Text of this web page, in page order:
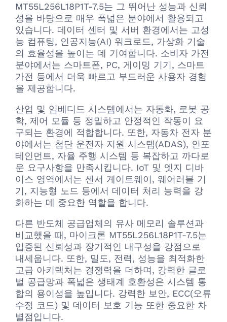
MT55L256L18P1T-7.5는 그 뛰어난 성능과 신뢰
성을 바탕으로 매우 폭넓은 분야에서 활용되고
있습니다. 데이터 센터 및 서버 환경에서는 고성
능 컴퓨팅, 인공지능(AI) 워크로드, 가상화 기술
의 효율성을 높이는 데 기여합니다. 소비자 가전
분야에서는 스마트폰, PC, 게이밍 기기, 스마트
가전 등에서 더욱 빠르고 부드러운 사용자 경험
을 제공합니다.
산업 및 임베디드 시스템에서는 자동화, 로봇 공
학, 제어 모듈 등 정밀하고 안정적인 작동이 요
구되는 환경에 적합합니다. 또한, 자동차 전자 분
야에서는 첨단 운전자 지원 시스템(ADAS), 인포
테인먼트, 자율 주행 시스템 등 복잡하고 까다로
운 요구사항을 만족시킵니다. IoT 및 엣지 디바
이스 영역에서는 센서 게이트웨이, 웨어러블 기
기, 지능형 노드 등에서 데이터 처리 능력을 강
화하는 데 중요한 역할을 합니다.
다른 반도체 공급업체의 유사 메모리 솔루션과
비교했을 때, 마이크론 MT55L256L18P1T-7.5는
입증된 신뢰성과 장기적인 내구성을 강점으로
내세웁니다. 또한, 밀도, 전력, 성능을 최적화한
고급 아키텍처는 경쟁력을 더하며, 강력한 글로
벌 공급망과 폭넓은 생태계 호환성은 시스템 통
합의 용이성을 높입니다. 강력한 보안, ECC(오류
수정 코드) 및 데이터 보호 기능 또한 중요한 차
별점입니다.